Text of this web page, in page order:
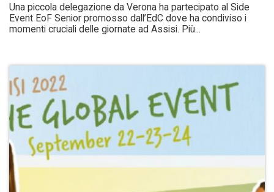
Una piccola delegazione da Verona ha partecipato al Side
Event EoF Senior promosso dall’EdC dove ha condiviso i
momenti cruciali delle giornate ad Assisi. Più...